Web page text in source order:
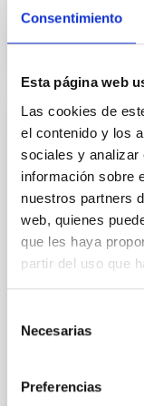
Consentimiento
Esta página web
Las cookies de
el contenido y los
sociales y analizar
información sobre
nuestros partners
web, quienes
que les haya
partir del uso que
Necesarias
Preferencias
Convenio
Nacional de
Instituto de
para la
ASTRI en el
La instalación y
acompañan. La